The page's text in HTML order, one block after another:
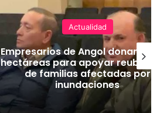
Actualidad
Empresarios de Angol donan
hectáreas para apoyar
de familias afectadas por
inundaciones